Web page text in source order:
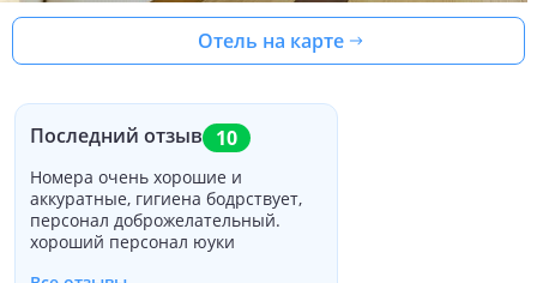
Отель на карте
Последний отзыв 10
Номера очень хорошие и
аккуратные, гигиена бодрствует,
персонал доброжелательный.
хороший персонал юуки